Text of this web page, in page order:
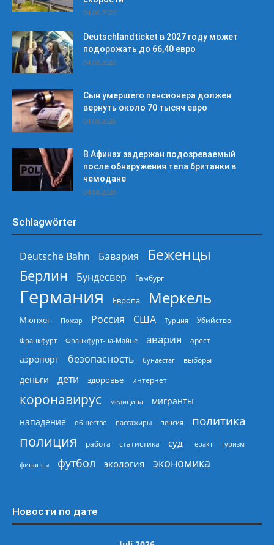
04.08.2026
Deutschlandticket в 2027 году может
подорожать до 66,40 евро
04.08.2026
Сын умершего пенсионера должен
вернуть около 70 тысяч евро
04.08.2026
В Афинах задержан подозреваемый
после обнаружения тела британки в
чемодане
04.08.2026
Schlagwörter
Deutsche Bahn Бавария
Беженцы
Берлин
Бундесвер Гамбург
Германия Европа Меркель
Мюнхен Пожар Россия США Турция Убийство
Франкфурт Франкфурт-на-Майне авария арест
аэропорт безопасность бундестаг выборы
деньги дети здоровье интернет
коронавирус медицина
мигранты
нападение
общество пассажиры пенсия политика
полиция работа статистика суд теракт туризм
финансы футбол экология экономика
Новости по дате